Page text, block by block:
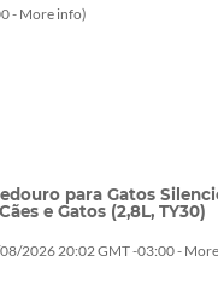
- More info)
para Gatos
e Gatos (2,8L, TY30)
2026 20:02 GMT -03:00 -